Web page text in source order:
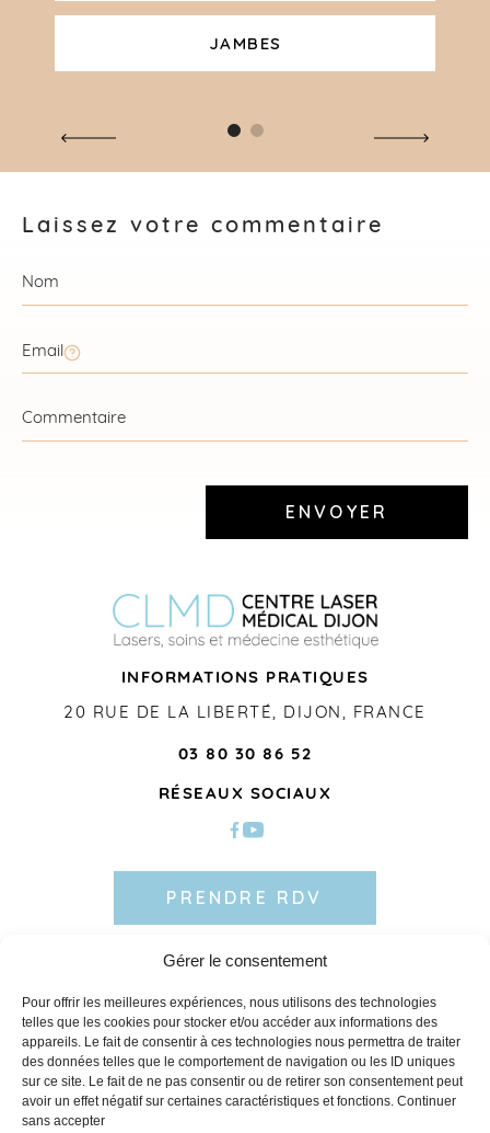
Gérer le consentement
Pour offrir les meilleures expériences, nous utilisons des technologies
telles que les cookies pour stocker et/ou accéder aux informations des
appareils. Le fait de consentir à ces technologies nous permettra de traiter
des données telles que le comportement de navigation ou les ID uniques
sur ce site. Le fait de ne pas consentir ou de retirer son consentement peut
avoir un effet négatif sur certaines caractéristiques et fonctions. Continuer
sans accepter
JAMBES
Laissez votre commentaire
ENVOYER
INFORMATIONS PRATIQUES
20 RUE DE LA LIBERTÉ, DIJON, FRANCE
03 80 30 86 52
RÉSEAUX SOCIAUX
PRENDRE RDV
CENTRE LASER DIJON
ÉPILATION LASER
MÉDECINE ESTHÉTIQUE
QUALITÉ DE PEAU
DÉTATOUAGE LASER
SILHOUETTE
BLOG